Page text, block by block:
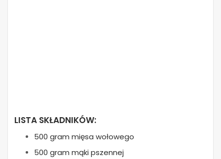
LISTA SKŁADNIKÓW:
500 gram mięsa wołowego
500 gram mąki pszennej